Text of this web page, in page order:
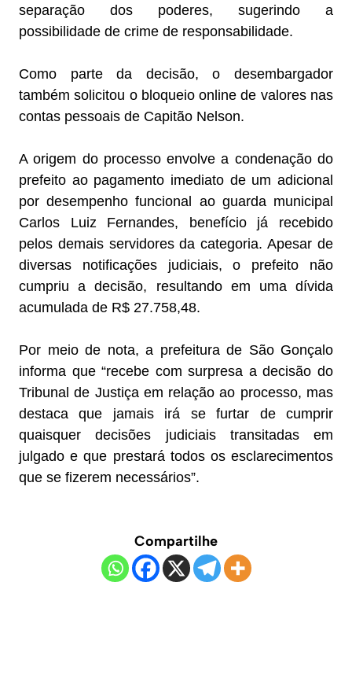
separação dos poderes, sugerindo a
possibilidade de crime de responsabilidade.
Como parte da decisão, o desembargador
também solicitou o bloqueio online de valores nas
contas pessoais de Capitão Nelson.
A origem do processo envolve a condenação do
prefeito ao pagamento imediato de um adicional
por desempenho funcional ao guarda municipal
Carlos Luiz Fernandes, benefício já recebido
pelos demais servidores da categoria. Apesar de
diversas notificações judiciais, o prefeito não
cumpriu a decisão, resultando em uma dívida
acumulada de R$ 27.758,48.
Por meio de nota, a prefeitura de São Gonçalo
informa que “recebe com surpresa a decisão do
Tribunal de Justiça em relação ao processo, mas
destaca que jamais irá se furtar de cumprir
quaisquer decisões judiciais transitadas em
julgado e que prestará todos os esclarecimentos
que se fizerem necessários”.
Compartilhe